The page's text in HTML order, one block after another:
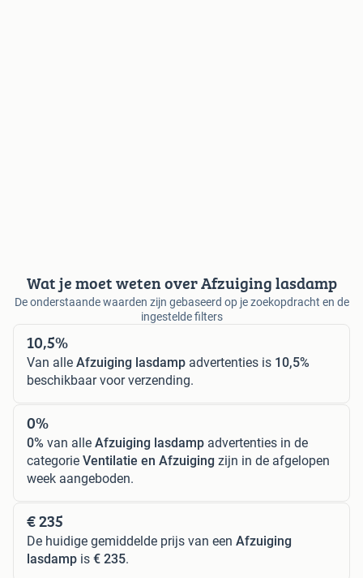
Wat je moet weten over Afzuiging lasdamp
De onderstaande waarden zijn gebaseerd op je zoekopdracht en de
ingestelde filters
10,5%
Van alle Afzuiging lasdamp advertenties is 10,5%
beschikbaar voor verzending.
0%
0% van alle Afzuiging lasdamp advertenties in de
categorie Ventilatie en Afzuiging zijn in de afgelopen
week aangeboden.
€ 235
De huidige gemiddelde prijs van een Afzuiging
lasdamp is € 235.